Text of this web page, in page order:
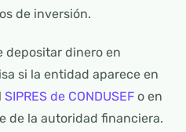
de inversión.
depositar dinero en
si la entidad aparece en
SIPRES de CONDUSEF o en
de la autoridad financiera.